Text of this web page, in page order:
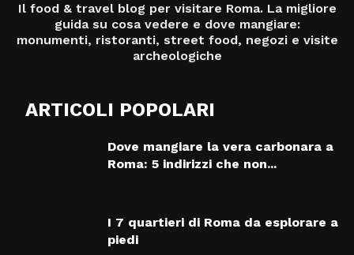
Il food & travel blog per visitare Roma. La migliore
guida su cosa vedere e dove mangiare:
monumenti, ristoranti, street food, negozi e visite
archeologiche
ARTICOLI POPOLARI
Dove mangiare la vera carbonara a
Roma: 5 indirizzi che non...
I 7 quartieri di Roma da esplorare a
piedi